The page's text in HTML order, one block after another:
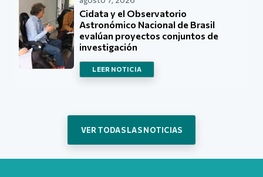
Cidata y el Observatorio
Astronómico Nacional de Brasil
evalúan proyectos conjuntos de
investigación
LEER NOTICIA
VER TODAS LAS NOTICIAS